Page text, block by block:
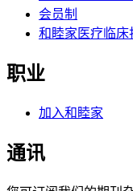
会员制
和睦家医疗临床
职业
加入和睦家
通讯